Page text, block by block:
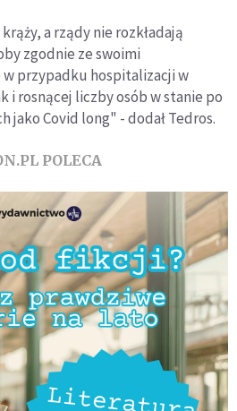
a rządy nie rozkładają
zgodnie ze swoimi
przypadku hospitalizacji w
i rosnącej liczby osób w stanie po
jako Covid long" - dodał Tedros.
POLECA